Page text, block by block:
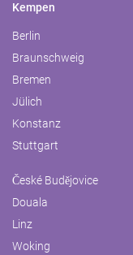
Kempen
Berlin
Braunschweig
Bremen
Jülich
Konstanz
Stuttgart
České Budějovice
Douala
Linz
Woking